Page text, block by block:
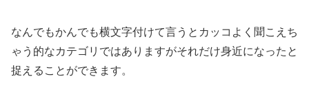
なんでもかんでも横文字付けて言うとカッコよく聞こえち
ゃう的なカテゴリではありますがそれだけ身近になったと
捉えることができます。